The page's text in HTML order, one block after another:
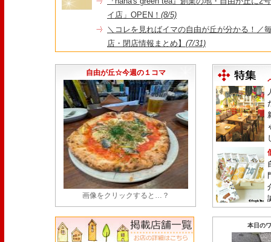
イ店」OPEN！ (8/5)
＼コレを見ればイマの自由が丘が分かる！／
店・閉店情報まとめ】 (7/31)
永久パス配布も！
自由が丘☆今週の１コマ
画像をクリックすると…？
本日の